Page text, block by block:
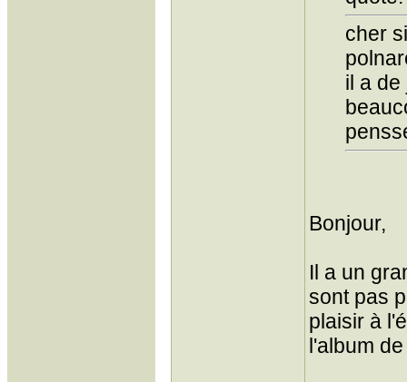
cher
il a
Bonjour,
Il a un
sont pas
plaisir à
l'album